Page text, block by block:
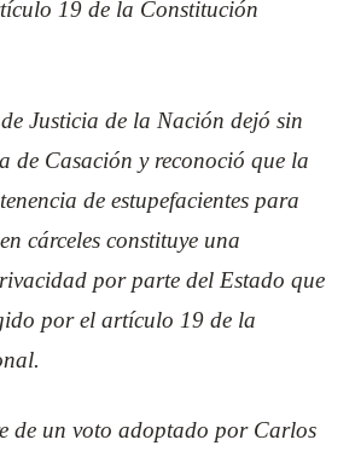
19 de la Constitución
Justicia de la Nación dejó sin
de Casación y reconoció que la
de estupefacientes para
cárceles constituye una
por parte del Estado que
por el artículo 19 de la
de un voto adoptado por Carlos